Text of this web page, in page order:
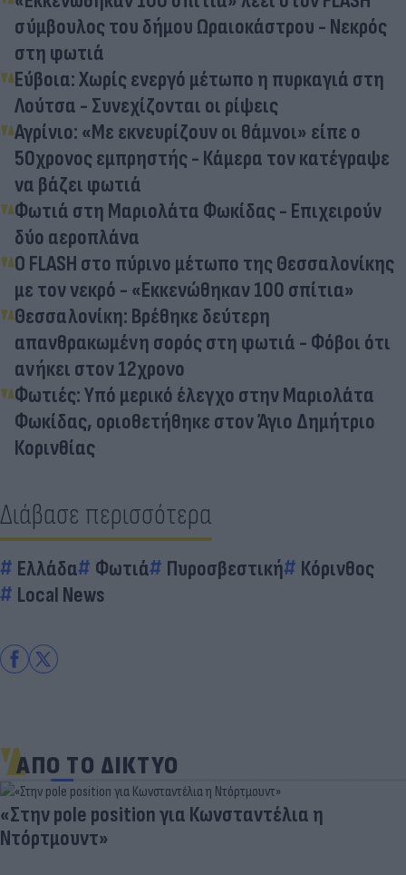
σύμβουλος του δήμου Ωραιοκάστρου - Νεκρός
στη φωτιά
Εύβοια: Χωρίς ενεργό μέτωπο η πυρκαγιά στη
Λούτσα - Συνεχίζονται οι ρίψεις
Αγρίνιο: «Με εκνευρίζουν οι θάμνοι» είπε ο
50χρονος εμπρηστής - Κάμερα τον κατέγραψε
να βάζει φωτιά
Φωτιά στη Μαριολάτα Φωκίδας - Επιχειρούν
δύο αεροπλάνα
Ο FLASH στο πύρινο μέτωπο της Θεσσαλονίκης
με τον νεκρό - «Εκκενώθηκαν 100 σπίτια»
Θεσσαλονίκη: Βρέθηκε δεύτερη
απανθρακωμένη σορός στη φωτιά - Φόβοι ότι
ανήκει στον 12χρονο
Φωτιές: Υπό μερικό έλεγχο στην Μαριολάτα
Φωκίδας, οριοθετήθηκε στον Άγιο Δημήτριο
Κορινθίας
Διάβασε περισσότερα
Ελλάδα Φωτιά Πυροσβεστική
Κόρινθος
Local News
ΑΠΟ ΤΟ ΔΙΚΤΥΟ
«Στην pole position για Κωνσταντέλια η
Ντόρτμουντ»